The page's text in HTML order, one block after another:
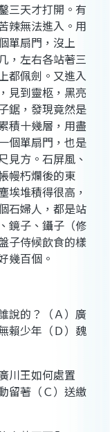
三天才打開。有
辣無法進入。用
單扇門，沒上
，左右各站著三
都佩劍。又進入
見到靈柩，黑亮
鋸，發現竟然是
積十幾層，用盡
個單扇門，也是
見方。石屏風、
幔朽爛後的東
埃堆積得很高，
石婦人，都是站
鏡子、鑷子（修
子侍候飲食的樣
幾百個。
說的？（Ａ）廣
賴少年（Ｄ）魏
川王如何處置
留著（Ｃ）送繳